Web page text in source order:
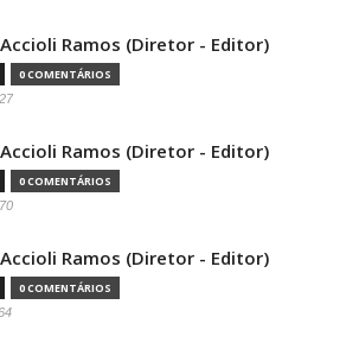
Ramos (Diretor - Editor)
0 COMENTÁRIOS
Ramos (Diretor - Editor)
0 COMENTÁRIOS
Ramos (Diretor - Editor)
0 COMENTÁRIOS